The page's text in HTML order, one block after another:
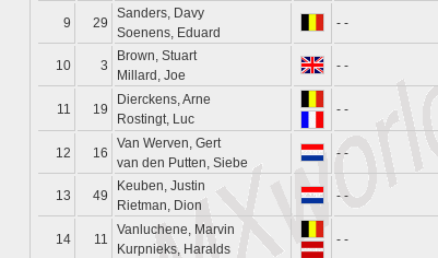
9 29
Sanders, Davy
Soenens, Eduard
- -
10 3
Brown, Stuart
Millard, Joe
- -
11 19
Dierckens, Arne
Rostingt, Luc
- -
12 16
Van Werven, Gert
van den Putten, Siebe
- -
13 49
Keuben, Justin
Rietman, Dion
- -
14 11
Vanluchene, Marvin
Kurpnieks, Haralds
- -